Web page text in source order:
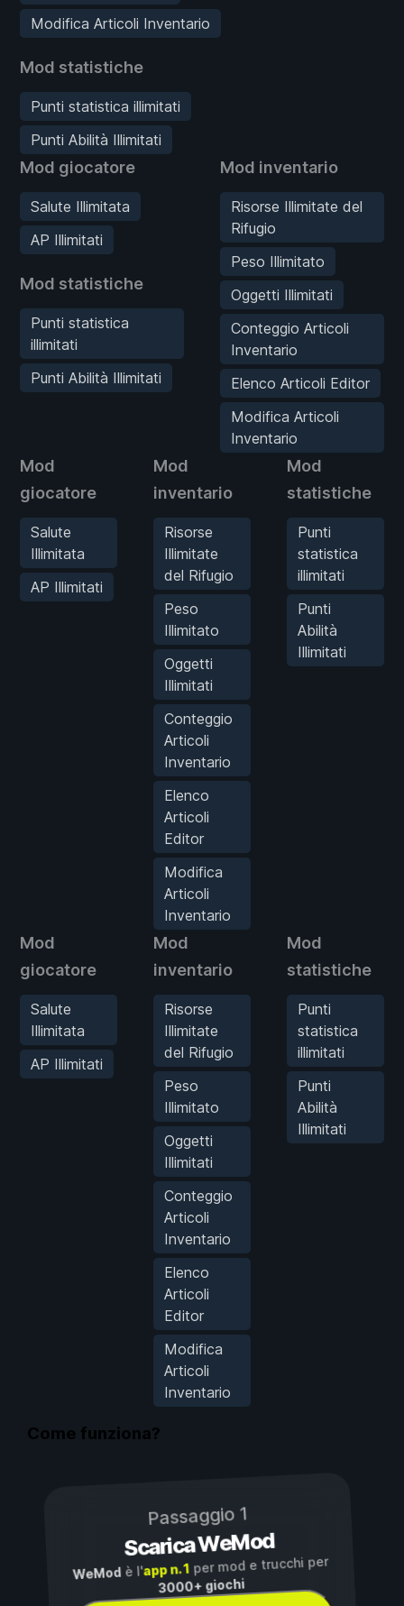
Modifica Articoli Inventario
Mod statistiche
Punti statistica illimitati
Punti Abilità Illimitati
Mod giocatore
Salute Illimitata
AP Illimitati
Mod statistiche
Punti statistica
illimitati
Punti Abilità Illimitati
Mod inventario
Risorse Illimitate del
Rifugio
Peso Illimitato
Oggetti Illimitati
Conteggio Articoli
Inventario
Elenco Articoli Editor
Modifica Articoli
Inventario
Mod
giocatore
Salute
Illimitata
AP Illimitati
Mod
inventario
Risorse
Illimitate
del Rifugio
Peso
Illimitato
Oggetti
Illimitati
Conteggio
Articoli
Inventario
Elenco
Articoli
Editor
Modifica
Articoli
Inventario
Mod
statistiche
Punti
statistica
illimitati
Punti
Abilità
Illimitati
Mod
giocatore
Salute
Illimitata
AP Illimitati
Mod
inventario
Risorse
Illimitate
del Rifugio
Peso
Illimitato
Oggetti
Illimitati
Conteggio
Articoli
Inventario
Elenco
Articoli
Editor
Modifica
Articoli
Inventario
Mod
statistiche
Punti
statistica
illimitati
Punti
Abilità
Illimitati
Come funziona?
Passaggio 1
Scarica WeMod
WeMod è l'app n. 1per mod e trucchi per
3000+ giochi